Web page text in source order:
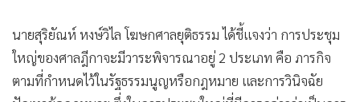
ญี่ปุ่น
• News1
• Gotomanager
นายสุริยัณห์ หงษ์วิไล โฆษกศาลยุติธรรม ได้ชี้แจงว่า การประชุม
ใหญ่ของศาลฎีกาจะมีวาระพิจารณาอยู่ 2 ประเภท คือ ภารกิจ
ตามที่กำหนดไว้ในรัฐธรรมนูญหรือกฎหมาย และการวินิจฉัย